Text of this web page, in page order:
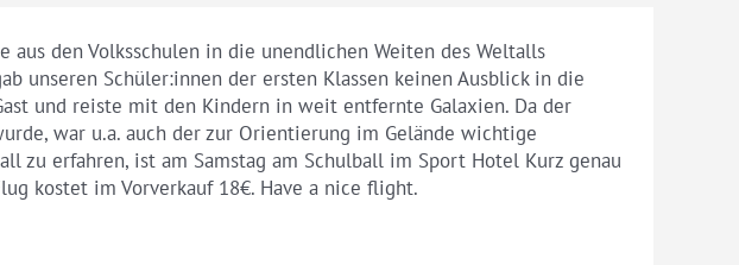
aus den Volksschulen in die unendlichen Weiten des Weltalls
unseren Schüler:innen der ersten Klassen keinen Ausblick in die
und reiste mit den Kindern in weit entfernte Galaxien. Da der
war u.a. auch der zur Orientierung im Gelände wichtige
zu erfahren, ist am Samstag am Schulball im Sport Hotel Kurz genau
kostet im Vorverkauf 18€. Have a nice flight.